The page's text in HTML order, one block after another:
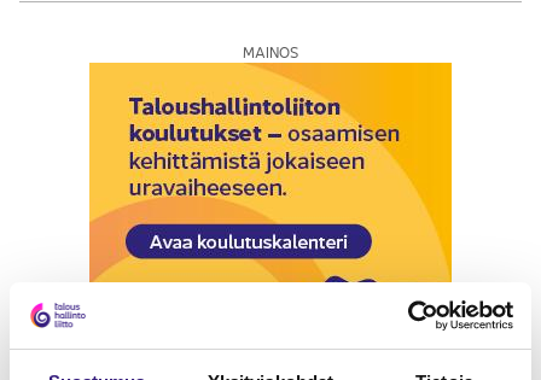
MAINOS